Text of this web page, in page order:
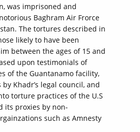
was imprisoned and
Baghram Air Frorce
The tortures described in
likely to have been
between the ages of 15 and
upon testimonials of
of the Guantanamo facility,
Khadr’s legal council, and
torture practices of the U.S
its proxies by non-
such as Amnesty